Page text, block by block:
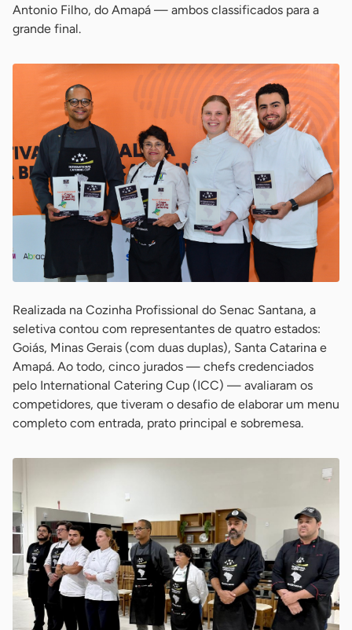
Antonio Filho, do Amapá — ambos classificados para a
grande final.
Realizada na Cozinha Profissional do Senac Santana, a
seletiva contou com representantes de quatro estados:
Goiás, Minas Gerais (com duas duplas), Santa Catarina e
Amapá. Ao todo, cinco jurados — chefs credenciados
pelo International Catering Cup (ICC) — avaliaram os
competidores, que tiveram o desafio de elaborar um menu
completo com entrada, prato principal e sobremesa.